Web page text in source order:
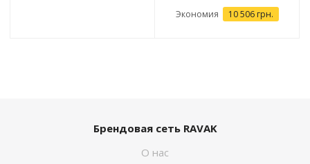
Экономия 10 506 грн.
Брендовая сеть RAVAK
О нас